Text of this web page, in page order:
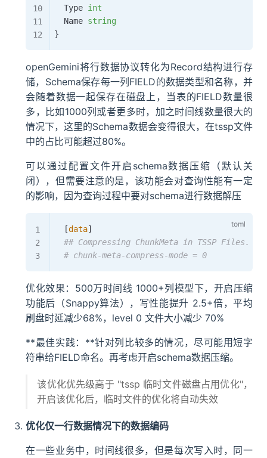
	Type
int
	Name
string
}
openGemini将行数据协议转化为Record结构进行存
储，Schema保存每一列FIELD的数据类型和名称，并
会随着数据一起保存在磁盘上，当表的FIELD数量很
多，比如1000列或者更多时，加之时间线数量很大的
情况下，这里的Schema数据会变得很大，在tssp文件
中的占比可能超过80%。
可以通过配置文件开启schema数据压缩（默认关
闭），但需要注意的是，该功能会对查询性能有一定
的影响，因为查询过程中要对schema进行数据解压
[data]
## Compressing ChunkMeta in TSSP Files.
# chunk-meta-compress-mode = 0
优化效果：500万时间线 1000+列模型下，开启压缩
功能后（Snappy算法），写性能提升 2.5+倍，平均
刷盘时延减少68%，level 0 文件大小减少 70%
**最佳实践：**针对列比较多的情况，尽可能用短字
符串给FIELD命名。再考虑开启schema数据压缩。
该优化优先级高于 "tssp 临时文件磁盘占用优化"，
开启该优化后，临时文件的优化将自动失效
优化仅一行数据情况下的数据编码
在一些业务中，时间线很多，但是每次写入时，同一